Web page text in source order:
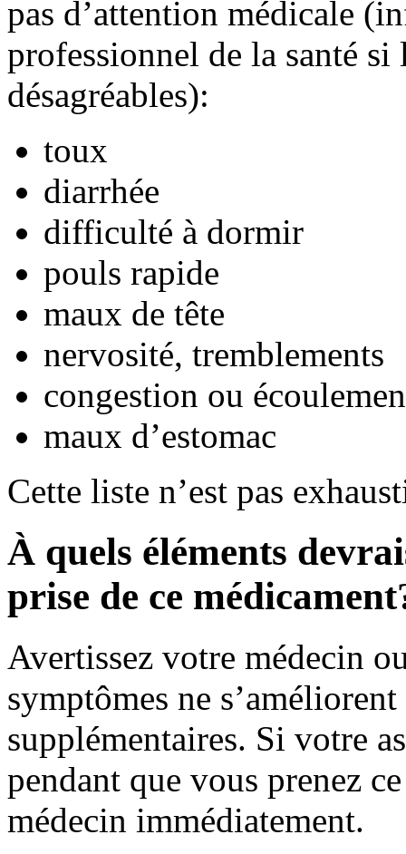
pas d’attention médicale
professionnel de la santé
désagréables):
toux
diarrhée
difficulté à dormir
pouls rapide
maux de tête
nervosité, tremblements
congestion ou
maux d’estomac
Cette liste n’est pas
À quels éléments
prise de ce
Avertissez votre médecin
symptômes ne
supplémentaires. Si votre
pendant que vous prenez
médecin immédiatement.